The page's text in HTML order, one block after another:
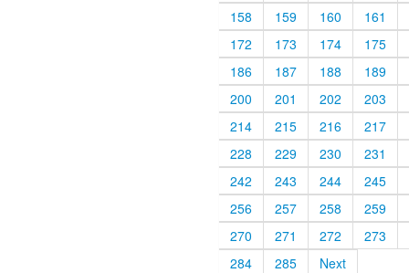
158
159 160
161
172
173 174
175
186
187 188
189
200
201 202
203
214
215 216
217
228
229 230
231
242
243 244
245
256
257 258
259
270
271 272
273
284
285 Next